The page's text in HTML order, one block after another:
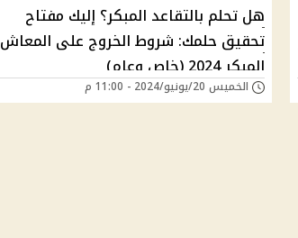
هل تحلم بالتقاعد المبكر؟ إليك مفتاح
تحقيق حلمك: شروط الخروج على المعاش
المبكر 2024 (خاص وعام)
الخميس 20/يونيو/2024 - 11:00 م